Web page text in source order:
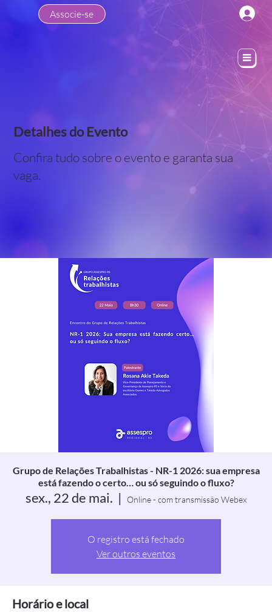
Associe-se
Detalhes do Evento
Confira tudo sobre o evento e garanta sua
vaga.
Grupo de Relações Trabalhistas - NR-1 2026: sua empresa
está fazendo o certo… ou só seguindo o fluxo?
sex., 22 de mai.
  |
Online - com transmissão Webex
O registro está fechado
Ver outros eventos
Horário e local